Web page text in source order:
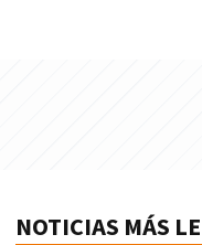
NOTICIAS MÁS